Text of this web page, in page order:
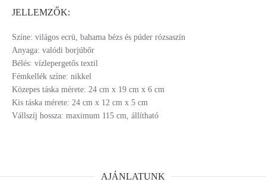
JELLEMZŐK:
Színe: világos ecrü, bahama bézs és púder rózsaszín
Anyaga: valódi borjúbőr
Bélés: vízlepergetős textil
Fémkellék színe: nikkel
Közepes táska mérete: 24 cm x 19 cm x 6 cm
Kis táska mérete: 24 cm x 12 cm x 5 cm
Vállszíj hossza: maximum 115 cm, állítható
AJÁNLATUNK